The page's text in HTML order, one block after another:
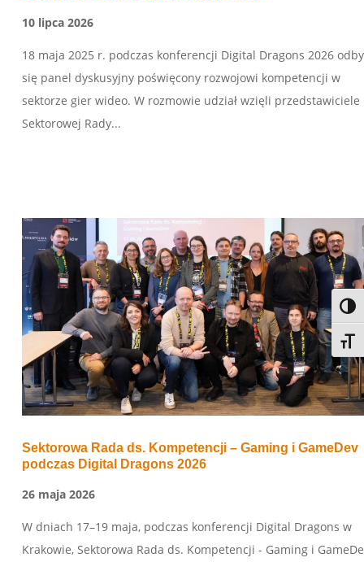
10 lipca 2026
18 maja 2025 r. podczas konferencji Digital Dragons 2026
się panel dyskusyjny poświęcony rozwojowi kompetencji w
sektorze gier wideo. W rozmowie udział wzięli przedstawiciele
Sektorowej Rady...
Sektorowa Rada ds. Kompetencji – Gaming i GameDev
podczas Digital Dragons 2026
26 maja 2026
W dniach 17–19 maja, podczas konferencji Digital Dragons w
Krakowie, Sektorowa Rada ds. Kompetencji - Gaming i